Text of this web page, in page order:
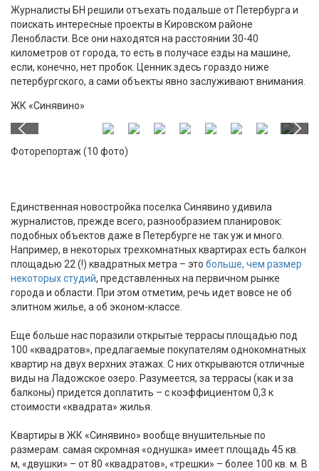
Журналисты БН решили отъехать подальше от Петербурга и
поискать интересные проекты в Кировском районе
Ленобласти. Все они находятся на расстоянии 30-40
километров от города, то есть в получасе езды на машине,
если, конечно, нет пробок. Ценник здесь гораздо ниже
петербургского, а сами объекты явно заслуживают внимания.
ЖК «Синявино»
Фоторепортаж (10 фото)
Единственная новостройка поселка Синявино удивила
журналистов, прежде всего, разнообразием планировок:
подобных объектов даже в Петербурге не так уж и много.
Например, в некоторых трехкомнатных квартирах есть балкон
площадью 22 (!) квадратных метра – это больше, чем размер
некоторых студий, представленных на первичном рынке
города и области. При этом отметим, речь идет вовсе не об
элитном жилье, а об эконом-классе.
Еще больше нас поразили открытые террасы площадью под
100 «квадратов», предлагаемые покупателям однокомнатных
квартир на двух верхних этажах. С них открываются отличные
виды на Ладожское озеро. Разумеется, за террасы (как и за
балконы) придется доплатить – с коэффициентом 0,3 к
стоимости «квадрата» жилья.
Квартиры в ЖК «Синявино» вообще внушительные по
размерам: самая скромная «однушка» имеет площадь 45 кв.
м, «двушки» – от 80 «квадратов», «трешки» – более 100 кв. м. В